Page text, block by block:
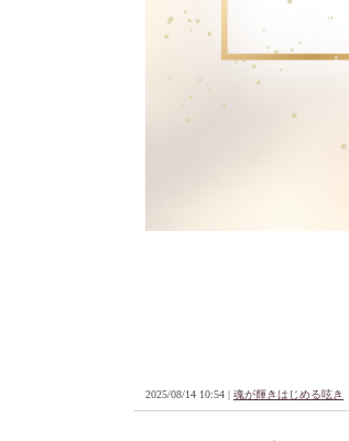
2025/08/14 10:54 | 魂が輝きはじめる呟き